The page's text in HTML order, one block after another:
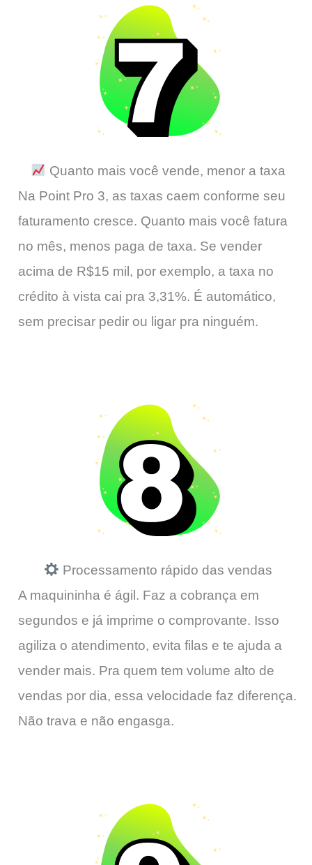
Quanto mais você vende, menor a taxa
Na Point Pro 3, as taxas caem conforme seu
faturamento cresce. Quanto mais você fatura
no mês, menos paga de taxa. Se vender
acima de R$15 mil, por exemplo, a taxa no
crédito à vista cai pra 3,31%. É automático,
sem precisar pedir ou ligar pra ninguém.
Processamento rápido das vendas
A maquininha é ágil. Faz a cobrança em
segundos e já imprime o comprovante. Isso
agiliza o atendimento, evita filas e te ajuda a
vender mais. Pra quem tem volume alto de
vendas por dia, essa velocidade faz diferença.
Não trava e não engasga.